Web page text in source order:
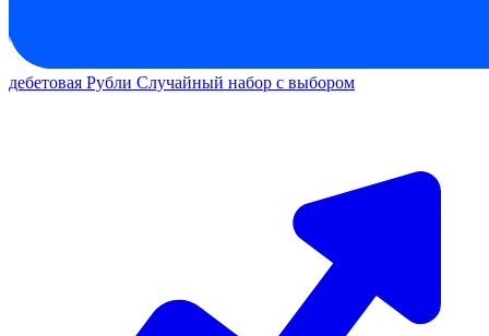
дебетовая Рубли Случайный набор с выбором